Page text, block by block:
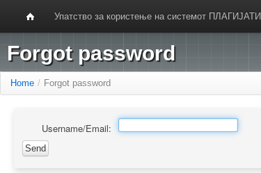
Упатство за користење на системот ПЛАГИЈАТИ
Forgot password
Home / Forgot password
Username/Email: